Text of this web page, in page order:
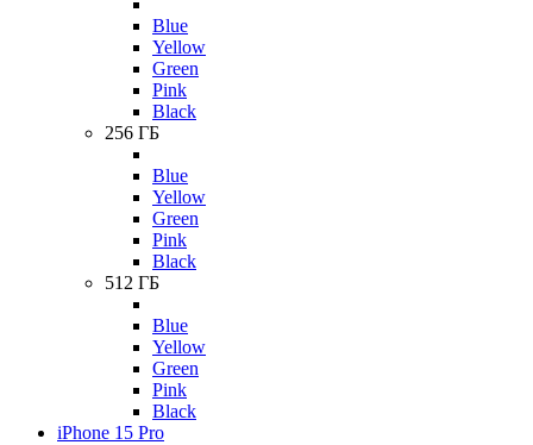
Blue
Yellow
Green
Pink
Black
256 ГБ
Blue
Yellow
Green
Pink
Black
512 ГБ
Blue
Yellow
Green
Pink
Black
iPhone 15 Pro